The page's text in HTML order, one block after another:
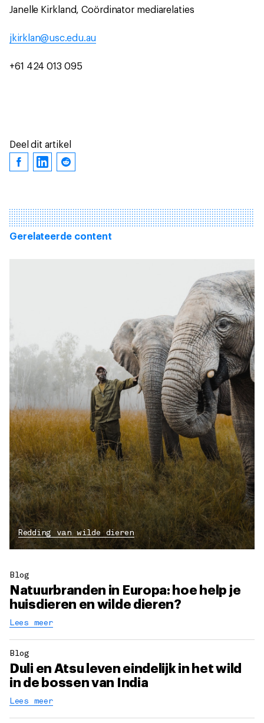
Janelle Kirkland, Coördinator mediarelaties
jkirklan@usc.edu.au
+61 424 013 095
Deel dit artikel
Gerelateerde content
Redding van wilde dieren
Blog
Natuurbranden in Europa: hoe help je
huisdieren en wilde dieren?
Lees meer
Blog
Duli en Atsu leven eindelijk in het wild
in de bossen van India
Lees meer